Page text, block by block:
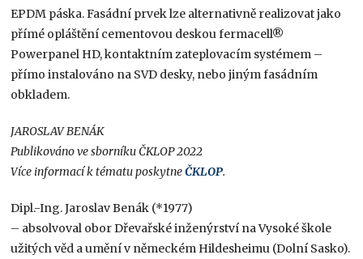
EPDM páska. Fasádní prvek lze alternativně realizovat jako
přímé opláštění cementovou deskou fermacell®
Powerpanel HD, kontaktním zateplovacím systémem –
přímo instalováno na SVD desky, nebo jiným fasádním
obkladem.
JAROSLAV BENÁK
Publikováno ve sborníku ČKLOP 2022
Více informací k tématu poskytneČKLOP.
Dipl.-Ing. Jaroslav Benák (*1977)
– absolvoval obor Dřevařské inženýrství na Vysoké škole
užitých věd a umění v německém Hildesheimu (Dolní Sasko).